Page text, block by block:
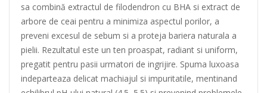
sa combină extractul de filodendron cu BHA si extract de
arbore de ceai pentru a minimiza aspectul porilor, a
preveni excesul de sebum si a proteja bariera naturala a
pielii. Rezultatul este un ten proaspat, radiant si uniform,
pregatit pentru pasii urmatori de ingrijire. Spuma luxoasa
indeparteaza delicat machiajul si impuritatile, mentinand